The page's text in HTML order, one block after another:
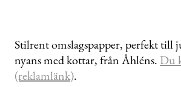
Stilrent omslagspapper, perfekt till
nyans med kottar, från Åhléns. Du
(reklamlänk).